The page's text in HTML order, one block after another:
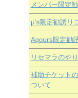
メンバー限定
μ’s限定勧誘リ
Aqours限定勧
リセマラのや
補助チケット
ついて